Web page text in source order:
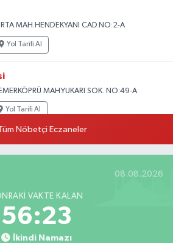
MAH.HENDEKYANI CAD.NO:2-A
Yol Tarifi Al
MAH.YUKARI SOK. NO:49-A
Yol Tarifi Al
Nöbetçi Eczaneler
08.08.2026
VAKTE KALAN
56:22
İkindi Namazı